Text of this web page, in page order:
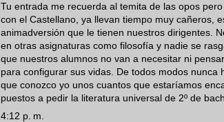
Tu entrada me recuerda al temita de las opos
con el Castellano, ya llevan tiempo muy cañeros,
animadversión que le tienen nuestros dirigentes.
en otras asignaturas como filosofía y nadie se
que nuestros alumnos no van a necesitar ni
para configurar sus vidas. De todos modos
que conozco yo unos cuantos que estaríamos
puestos a pedir la literatura universal de 2º de bach.
4:12 p. m.